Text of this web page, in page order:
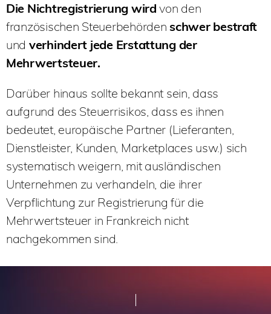
Die Nichtregistrierung wirdvon den
französischen Steuerbehörden schwer bestraft
und verhindert jede Erstattung der
Mehrwertsteuer.
Darüber hinaus sollte bekannt sein, dass
aufgrund des Steuerrisikos, dass es ihnen
bedeutet, europäische Partner (Lieferanten,
Dienstleister, Kunden, Marketplaces usw.) sich
systematisch weigern, mit ausländischen
Unternehmen zu verhandeln, die ihrer
Verpflichtung zur Registrierung für die
Mehrwertsteuer in Frankreich nicht
nachgekommen sind.